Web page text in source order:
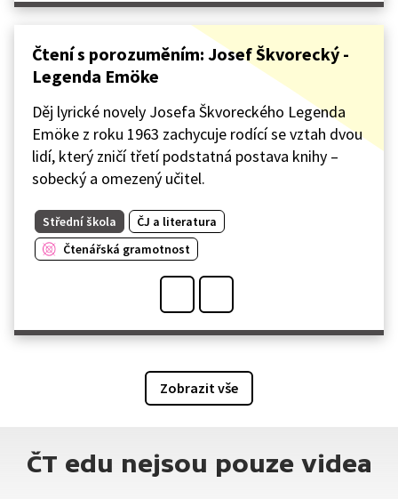
Čtení s porozuměním: Josef Škvorecký -
Legenda Emöke
Děj lyrické novely Josefa Škvoreckého Legenda
Emöke z roku 1963 zachycuje rodící se vztah dvou
lidí, který zničí třetí podstatná postava knihy –
sobecký a omezený učitel.
Střední škola
ČJ a literatura
Čtenářská gramotnost
Zobrazit vše
ČT edu nejsou pouze videa